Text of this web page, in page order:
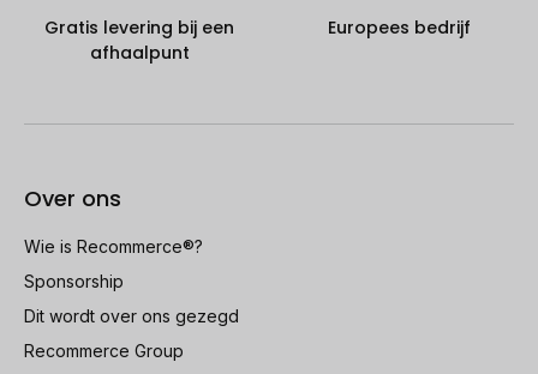
Gratis levering bij een
afhaalpunt
Europees bedrijf
Over ons
Wie is Recommerce®?
Sponsorship
Dit wordt over ons gezegd
Recommerce Group